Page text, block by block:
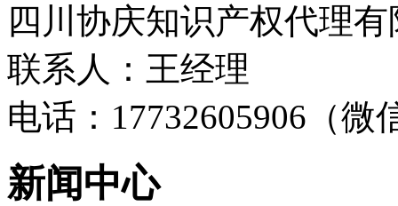
四川协庆知识产权代理
联系人：王经理
电话：17732605906（微
新闻中心